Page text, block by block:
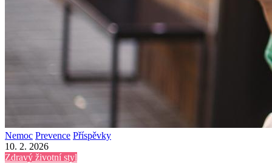
Nemoc Prevence Příspěvky
10. 2. 2026
Zdravý životní styl